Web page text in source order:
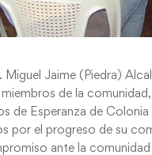
Jaime (Piedra)
de la
de Esperanza de
por el progreso de su
ante la